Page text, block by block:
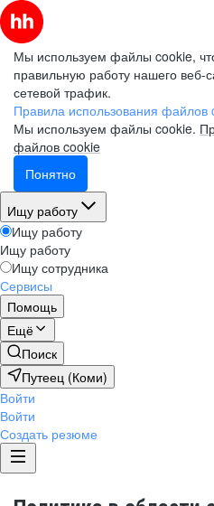
Мы используем файлы cookie,
правильную работу нашего веб-
сетевой трафик.
Правила использования файлов
Мы используем файлы cookie.
файлов cookie
Понятно
Ищу работу
Ищу работу
Ищу работу
Ищу сотрудника
Сервисы
Помощь
Ещё
Поиск
Путеец (Коми)
Войти
Войти
Создать резюме